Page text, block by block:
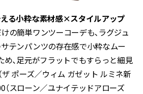
る小粋な素材感×スタイルアップ
の簡単ワンツーコーデも、ラグジュ
テンパンツの存在感で小粋なムー
め、足元がフラットでもすらっと細見
ザ ポーズ／ウィム ガゼット ルミネ新
（スローン／ユナイテッドアローズ